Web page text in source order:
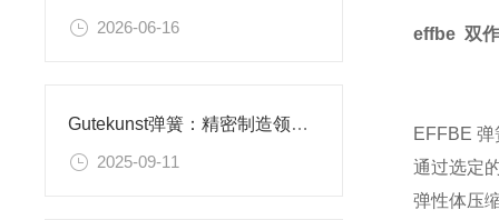
2026-06-16
Gutekunst弹簧：精密制造领域的弹性动力核心
2025-09-11
effbe 双
EFFBE
通过选定
弹性体压